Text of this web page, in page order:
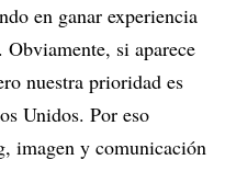
en ganar experiencia
Obviamente, si aparece
nuestra prioridad es
Unidos. Por eso
imagen y comunicación